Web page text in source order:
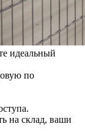
идеальный
по
на склад, ваши